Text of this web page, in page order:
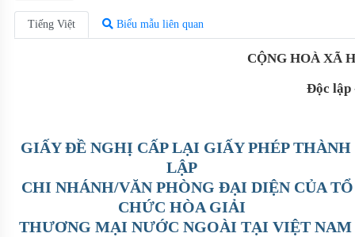
Tiếng Việt Biểu mẫu liên quan
CỘNG HOÀ XÃ
Độc lập
GIẤY ĐỀ NGHỊ CẤP LẠI GIẤY PHÉP THÀNH
LẬP
CHI NHÁNH/VĂN PHÒNG ĐẠI DIỆN CỦA TỔ
CHỨC HÒA GIẢI
THƯƠNG MẠI NƯỚC NGOÀI TẠI VIỆT NAM